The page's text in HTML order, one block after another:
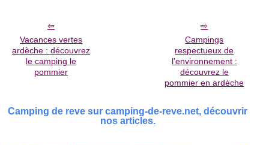
Vacances vertes
ardèche : découvrez
le camping le
pommier
Campings
respectueux de
l’environnement :
découvrez le
pommier en ardèche
Camping de reve sur camping-de-reve.net, découvrir
nos articles.